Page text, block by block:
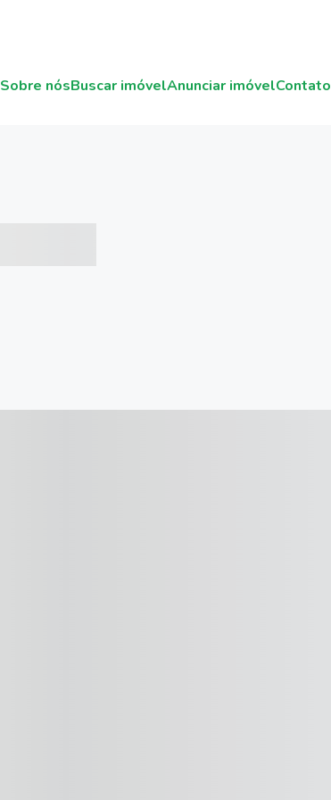
Sobre nósBuscar imóvelAnunciar imóvelContato